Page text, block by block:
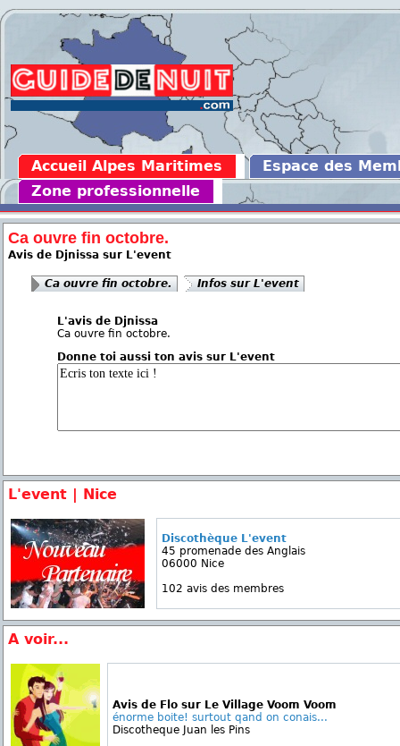
Accueil Alpes Maritimes
Espace des
Zone professionnelle
Ca ouvre fin octobre.
Avis de Djnissa sur L'event
Ca ouvre fin octobre. Infos sur L'event
L'avis de Djnissa
Ca ouvre fin octobre.
Donne toi aussi ton avis sur L'event
L'event | Nice
Discothèque L'event
45 promenade des Anglais
06000 Nice
102 avis des membres
A voir...
Avis de Flo sur Le Village Voom Voom
énorme boite! surtout qand on conais...
Discotheque Juan les Pins